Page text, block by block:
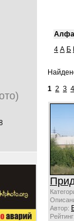
4 А Б
1 2 3 4
Автор:
Рейтинг: